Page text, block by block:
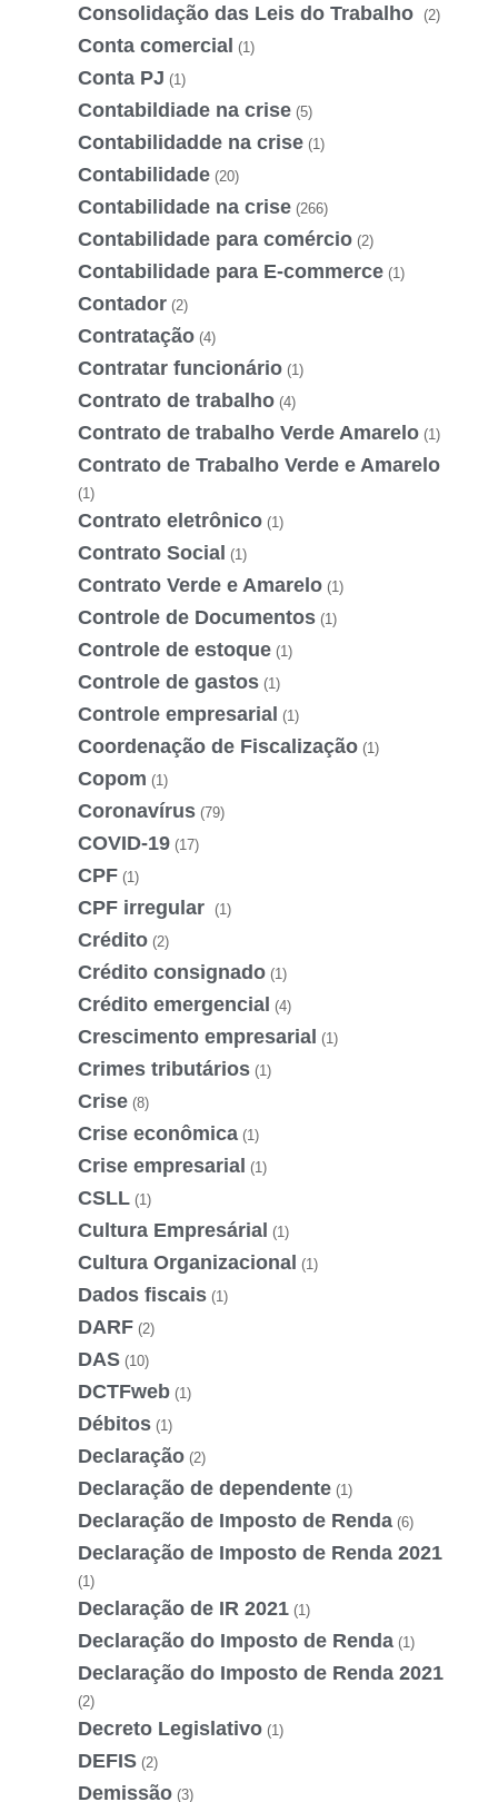
Consolidação das Leis do Trabalho (2)
Conta comercial (1)
Conta PJ (1)
Contabildiade na crise (5)
Contabilidadde na crise (1)
Contabilidade (20)
Contabilidade na crise (266)
Contabilidade para comércio (2)
Contabilidade para E-commerce (1)
Contador (2)
Contratação (4)
Contratar funcionário (1)
Contrato de trabalho (4)
Contrato de trabalho Verde Amarelo (1)
Contrato de Trabalho Verde e Amarelo
(1)
Contrato eletrônico (1)
Contrato Social (1)
Contrato Verde e Amarelo (1)
Controle de Documentos (1)
Controle de estoque (1)
Controle de gastos (1)
Controle empresarial (1)
Coordenação de Fiscalização (1)
Copom (1)
Coronavírus (79)
COVID-19 (17)
CPF (1)
CPF irregular (1)
Crédito (2)
Crédito consignado (1)
Crédito emergencial (4)
Crescimento empresarial (1)
Crimes tributários (1)
Crise (8)
Crise econômica (1)
Crise empresarial (1)
CSLL (1)
Cultura Empresárial (1)
Cultura Organizacional (1)
Dados fiscais (1)
DARF (2)
DAS (10)
DCTFweb (1)
Débitos (1)
Declaração (2)
Declaração de dependente (1)
Declaração de Imposto de Renda (6)
Declaração de Imposto de Renda 2021
(1)
Declaração de IR 2021 (1)
Declaração do Imposto de Renda (1)
Declaração do Imposto de Renda 2021
(2)
Decreto Legislativo (1)
DEFIS (2)
Demissão (3)